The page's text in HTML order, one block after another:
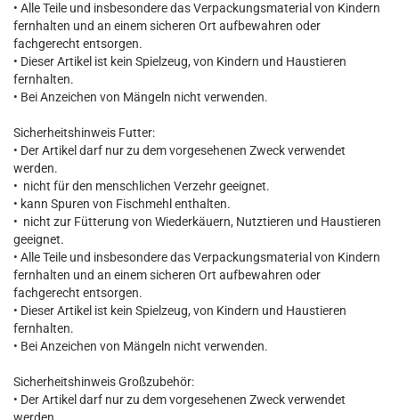
• Alle Teile und insbesondere das Verpackungsmaterial von Kindern
fernhalten und an einem sicheren Ort aufbewahren oder
fachgerecht entsorgen.
• Dieser Artikel ist kein Spielzeug, von Kindern und Haustieren
fernhalten.
• Bei Anzeichen von Mängeln nicht verwenden.
Sicherheitshinweis Futter:
• Der Artikel darf nur zu dem vorgesehenen Zweck verwendet
werden.
• nicht für den menschlichen Verzehr geeignet.
• kann Spuren von Fischmehl enthalten.
• nicht zur Fütterung von Wiederkäuern, Nutztieren und Haustieren
geeignet.
• Alle Teile und insbesondere das Verpackungsmaterial von Kindern
fernhalten und an einem sicheren Ort aufbewahren oder
fachgerecht entsorgen.
• Dieser Artikel ist kein Spielzeug, von Kindern und Haustieren
fernhalten.
• Bei Anzeichen von Mängeln nicht verwenden.
Sicherheitshinweis Großzubehör:
• Der Artikel darf nur zu dem vorgesehenen Zweck verwendet